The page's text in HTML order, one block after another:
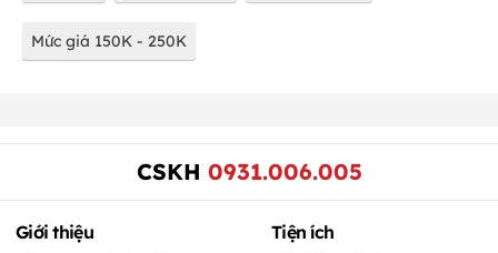
Mức giá 150K - 250K
CSKH 0931.006.005
Giới thiệu Tiện ích